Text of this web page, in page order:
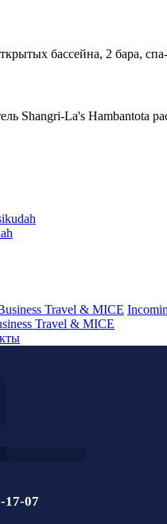
бассейна, 2 бара,
Shangri-La's Hambantota
Travel & MICE
Travel & MICE
17-07